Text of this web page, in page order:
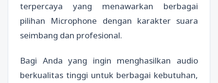
terpercaya yang menawarkan berbagai
pilihan Microphone dengan karakter suara
seimbang dan profesional.
Bagi Anda yang ingin menghasilkan audio
berkualitas tinggi untuk berbagai kebutuhan,